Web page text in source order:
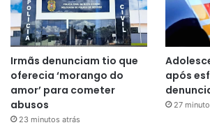
Irmãs denunciam tio que
oferecia ‘morango do
amor’ para cometer
abusos
23 minutos atrás
após
27